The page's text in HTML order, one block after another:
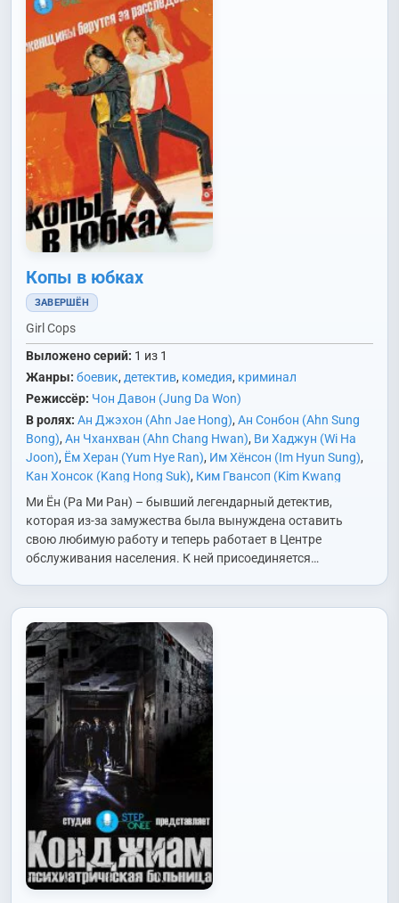
Копы в юбках
ЗАВЕРШЁН
Girl Cops
Выложено серий: 1 из 1
Жанры: боевик, детектив, комедия, криминал
Режиссёр: Чон Давон (Jung Da Won)
В ролях: Ан Джэхон (Ahn Jae Hong), Ан Сонбон (Ahn Sung
Bong), Ан Чханхван (Ahn Chang Hwan), Ви Хаджун (Wi Ha
Joon), Ём Херан (Yum Hye Ran), Им Хёнсон (Im Hyun Sung),
Кан Хонсок (Kang Hong Suk), Ким Гвансоп (Kim Kwang
Seop)
Ким Дован (Kim Do Wan)
Ким Мингён (Kim Min Kyung
(1981))
Ким Тхэджун (Kim Tae Joon)
Ли Джонмин (Lee
Jung Min)
Ли Рэ (Lee Re) Ли Сонгён (Lee Sung Kyung)
Джаён (Ok Ja Yeon)
Пак Соын (Park So Eun)
Пэ Юрам (Bae
Yoo Ram)
Со Хиджон (So Hee Jung)
Соль Чханхи (Seol Chang Hee),Сон Дониль (Sung Dong Il),
Ха Джону (Ha Jung Woo),Хан Сончхон (Han Song Cheon),
Чо Бёнгю (Cho Byeong Gyu),Чо Хеджу (Jo Hye Joo)
Дувон (Jung Doo Won),Чон Сокхо (Jun Suk Ho)
(Joo Woo Jae)
Чхве Суён (Choi Soo Young)
(Yoon Sang Hyun (1973))
Ми Ён (Ра Ми Ран) – бывший легендарный детектив,
которая из-за замужества была вынуждена оставить
свою любимую работу и теперь работает в Центре
обслуживания населения. К ней присоединяется…